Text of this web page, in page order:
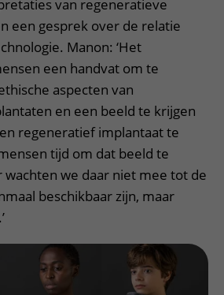
van regeneratieve
een gesprek over de relatie
Manon: ‘Het
een handvat om te
aspecten van
en een beeld te krijgen
regeneratief implantaat te
tijd om dat beeld te
we daar niet mee tot de
beschikbaar zijn, maar